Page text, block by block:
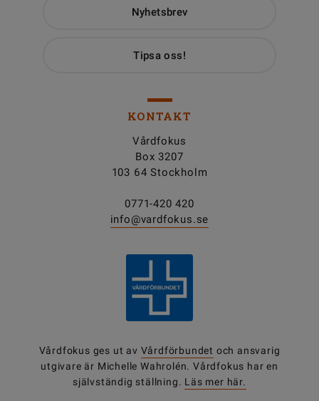
Nyhetsbrev
Tipsa oss!
KONTAKT
Vårdfokus
Box 3207
103 64 Stockholm
0771-420 420
info@vardfokus.se
Vårdfokus ges ut av Vårdförbundet och ansvarig
utgivare är Michelle Wahrolén. Vårdfokus har en
självständig ställning. Läs mer här.